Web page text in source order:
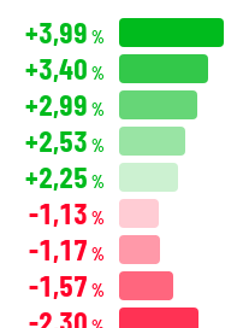
+3,99 %
+3,40 %
+2,99 %
+2,53 %
+2,25 %
-1,13 %
-1,17 %
-1,57 %
-2,30